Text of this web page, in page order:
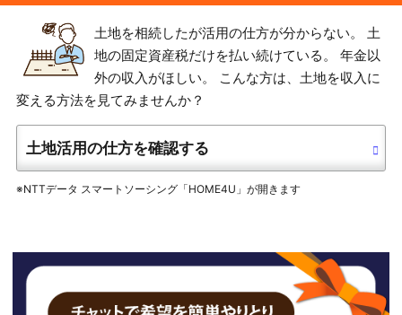
土地を相続したが活用の仕方が分からない。 土
地の固定資産税だけを払い続けている。 年金以
外の収入がほしい。 こんな方は、土地を収入に
変える方法を見てみませんか？
土地活用の仕方を確認する
※NTTデータ スマートソーシング「HOME4U」が開きます